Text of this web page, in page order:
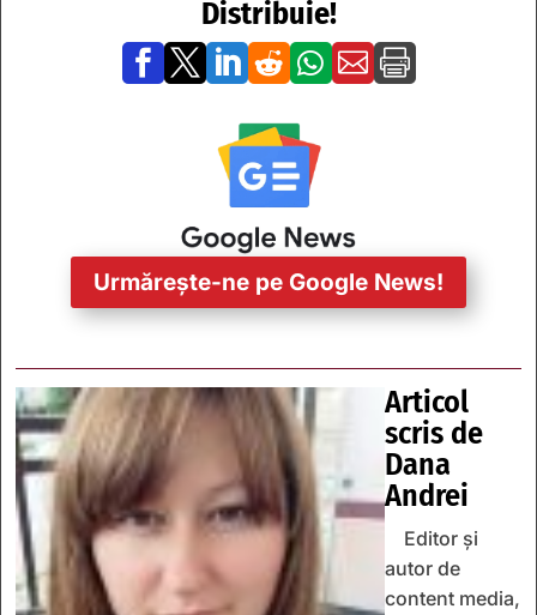
Distribuie!
      
Urmărește-ne pe Google News!
Articol
scris de
Dana
Andrei
Editor și
autor de
content media,